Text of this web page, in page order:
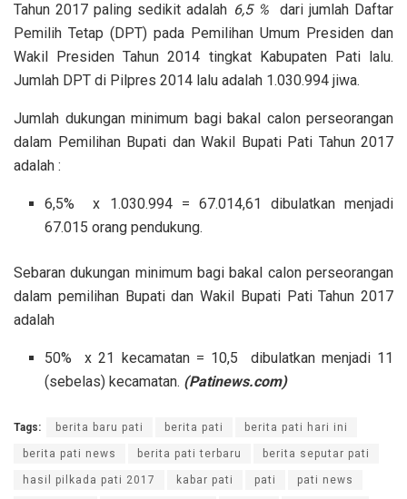
Tahun 2017 paling sedikit adalah 6,5 %
dari jumlah Daftar
Pemilih Tetap (DPT) pada Pemilihan Umum Presiden dan
Wakil Presiden Tahun 2014 tingkat Kabupaten Pati lalu.
Jumlah DPT di Pilpres 2014 lalu adalah 1.030.994 jiwa.
Jumlah dukungan minimum bagi bakal calon perseorangan
dalam Pemilihan Bupati dan Wakil Bupati Pati Tahun 2017
adalah :
6,5% x 1.030.994 = 67.014,61 dibulatkan menjadi
67.015 orang pendukung.
Sebaran dukungan minimum bagi bakal calon perseorangan
dalam pemilihan Bupati dan Wakil Bupati Pati Tahun 2017
adalah
50% x 21 kecamatan = 10,5 dibulatkan menjadi 11
(sebelas) kecamatan. (Patinews.com)
Tags: berita baru pati berita pati berita pati hari ini
berita pati news berita pati terbaru berita seputar pati
hasil pilkada pati 2017 kabar pati pati pati news